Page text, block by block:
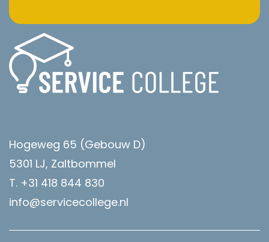
Hogeweg 65 (Gebouw D)
5301 LJ, Zaltbommel
T. +31 418 844 830
info@servicecollege.nl